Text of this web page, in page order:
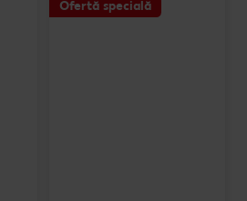
Ofertă specială